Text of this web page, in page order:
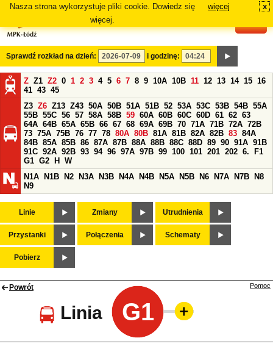
Nasza strona wykorzystuje pliki cookie. Dowiedz się
więcej.
więcej x
Sprawdź rozkład na dzień: i godzinę:
Z Z1 Z2 0 1 2 3 4 5 6 7 8 9 10A 10B 11 12 13 14 15 16
41 43 45
Z3 Z6 Z13 Z43 50A 50B 51A 51B 52 53A 53C 53B 54B 55A
55B 55C 56 57 58A 58B 59 60A 60B 60C 60D 61 62 63
64A 64B 65A 65B 66 67 68 69A 69B 70 71A 71B 72A 72B
73 75A 75B 76 77 78 80A 80B 81A 81B 82A 82B 83 84A
84B 85A 85B 86 87A 87B 88A 88B 88C 88D 89 90 91A 91B
91C 92A 92B 93 94 96 97A 97B 99 100 101 201 202 6.
F1
G1 G2 H
W
N1A
N1B N2 N3A N3B N4A N4B N5A N5B N6 N7A N7B
N8
N9
Linie Zmiany Utrudnienia
Przystanki Połączenia Schematy
Pobierz
Powrót
Linia G1
Pomoc